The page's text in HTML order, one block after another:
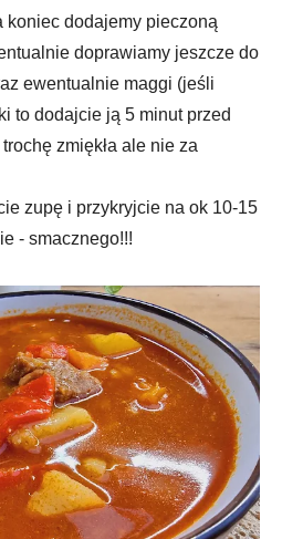
koniec dodajemy pieczoną
doprawiamy jeszcze do
ewentualnie maggi (jeśli
to dodajcie ją 5 minut przed
zmiękła ale nie za
zupę i przykryjcie na ok 10-15
- smacznego!!!